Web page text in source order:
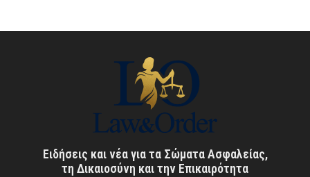
Ειδήσεις και νέα για τα Σώματα Ασφαλείας,
τη Δικαιοσύνη και την Επικαιρότητα